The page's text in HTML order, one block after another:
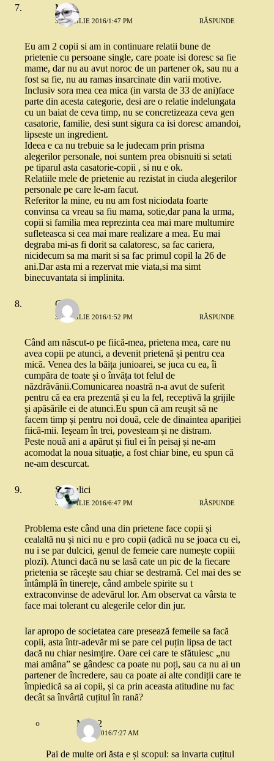
Miha
30 APRILIE 2016/1:47 PM RĂSPUNDE
Eu am 2 copii si am in continuare relatii bune de
prietenie cu persoane single, care poate isi doresc sa fie
mame, dar nu au avut noroc de un partener ok, sau nu a
fost sa fie, nu au ramas insarcinate din varii motive.
Inclusiv sora mea cea mica (in varsta de 33 de ani)face
parte din acesta categorie, desi are o relatie indelungata
cu un baiat de ceva timp, nu se concretizeaza ceva gen
casatorie, familie, desi sunt sigura ca isi doresc amandoi,
lipseste un ingredient.
Ideea e ca nu trebuie sa le judecam prin prisma
alegerilor personale, noi suntem prea obisnuiti si setati
pe tiparul asta casatorie-copii , si nu e ok.
Relatiile mele de prietenie au rezistat in ciuda alegerilor
personale pe care le-am facut.
Referitor la mine, eu nu am fost niciodata foarte
convinsa ca vreau sa fiu mama, sotie,dar pana la urma,
copii si familia mea reprezinta cea mai mare multumire
sufleteasca si cea mai mare realizare a mea. Eu mai
degraba mi-as fi dorit sa calatoresc, sa fac cariera,
nicidecum sa ma marit si sa fac primul copil la 26 de
ani.Dar asta mi a rezervat mie viata,si ma simt
binecuvantata si implinita.
Carla
30 APRILIE 2016/1:52 PM RĂSPUNDE
Când am născut-o pe fiică-mea, prietena mea, care nu
avea copii pe atunci, a devenit prietenă și pentru cea
mică. Venea des la băița junioarei, se juca cu ea, îi
cumpăra de toate și o învăța tot felul de
năzdrăvănii.Comunicarea noastră n-a avut de suferit
pentru că ea era prezentă și eu la fel, receptivă la grijile
și apăsările ei de atunci.Eu spun că am reușit să ne
facem timp și pentru noi două, cele de dinaintea apariției
fiică-mii. Ieşeam în trei, povesteam și ne distram.
Peste nouă ani a apărut și fiul ei în peisaj și ne-am
acomodat la noua situație, a fost chiar bine, eu spun că
ne-am descurcat.
Scrisulici
30 APRILIE 2016/6:47 PM RĂSPUNDE
Problema este când una din prietene face copii și
cealaltă nu și nici nu e pro copii (adică nu se joaca cu ei,
nu i se par dulcici, genul de femeie care numește copiii
plozi). Atunci dacă nu se lasă cate un pic de la fiecare
prietenia se răcește sau chiar se destramă. Cel mai des se
întâmplă în tinerețe, când ambele spirite su t
extraconvinse de adevărul lor. Am observat ca vârsta te
face mai tolerant cu alegerile celor din jur.
Iar apropo de societatea care presează femeile sa facă
copii, asta într-adevăr mi se pare cel puțin lipsa de tact
dacă nu chiar nesimțire. Oare cei care te sfătuiesc „nu
mai amâna” se gândesc ca poate nu poți, sau ca nu ai un
partener de încredere, sau ca poate ai alte condiții care te
împiedică sa ai copii, și ca prin aceasta atitudine nu fac
decât sa învârtă cuțitul în rană?
Mira 2
1 MAI 2016/7:27 AM
Pai de multe ori ăsta e și scopul: sa invarta cuțitul